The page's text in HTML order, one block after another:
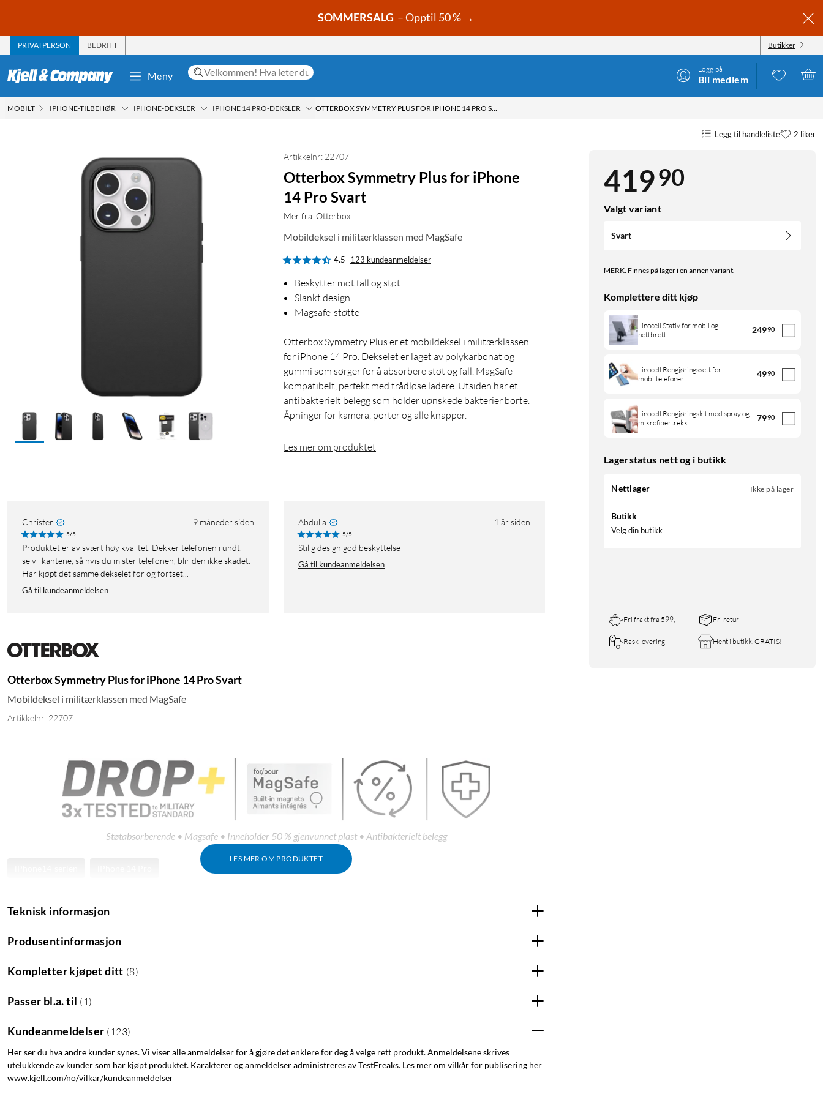
SOMMERSALG – Opptil 50 % →
PRIVATPERSON BEDRIFT Butikker
Meny
Logg på
Bli medlem
MOBILT IPHONE-TILBEHØR IPHONE-DEKSLER IPHONE 14 PRO-DEKSLER OTTERBOX SYMMETRY PLUS FOR IPHONE 14 PRO SVART
Legg til handleliste 2 liker
41990
Valgt variant
Svart
MERK. Finnes på lager i en annen variant.
Komplettere ditt kjøp
Linocell Stativ for mobil og
nettbrett
24990
Linocell Rengjøringssett for
mobiltelefoner
4990
Linocell Rengjøringskit med spray og
mikrofibertrekk
7990
Lagerstatus nett og i butikk
Nettlager Ikke på lager
Butikk
Velg din butikk
Fri frakt fra 599,- Fri retur
Rask levering Hent i butikk, GRATIS!
Artikkelnr: 22707
Otterbox Symmetry Plus for iPhone
14 Pro Svart
Mer fra:Otterbox
Mobildeksel i militærklassen med MagSafe
4.5 123 kundeanmeldelser
Beskytter mot fall og støt
Slankt design
Magsafe-støtte
Otterbox Symmetry Plus er et mobildeksel i militærklassen
for iPhone 14 Pro. Dekselet er laget av polykarbonat og
gummi som sørger for å absorbere støt og fall. MagSafe-
kompatibelt, perfekt med trådløse ladere. Utsiden har et
antibakterielt belegg som holder uønskede bakterier borte.
Åpninger for kamera, porter og alle knapper.
Les mer om produktet
Christer 9 måneder siden
5/5
Produktet er av svært høy kvalitet. Dekker telefonen rundt,
selv i kantene, så hvis du mister telefonen, blir den ikke skadet.
Har kjøpt det samme dekselet før og fortset...
Gå til kundeanmeldelsen
Abdulla 1 år siden
5/5
Stilig design god beskyttelse
Gå til kundeanmeldelsen
Otterbox Symmetry Plus for iPhone 14 Pro Svart
Mobildeksel i militærklassen med MagSafe
Artikkelnr: 22707
LES MER OM PRODUKTET
Støtabsorberende • Magsafe • Inneholder 50 % gjenvunnet plast • Antibakterielt belegg
Teknisk informasjon
Produsentinformasjon
Kompletter kjøpet ditt (8)
Passer bl.a. til ( 1 )
Kundeanmeldelser ( 123)
Her ser du hva andre kunder synes. Vi viser alle anmeldelser for å gjøre det enklere for deg å velge rett produkt. Anmeldelsene skrives
utelukkende av kunder som har kjøpt produktet. Karakterer og anmeldelser administreres av TestFreaks. Les mer om vilkår for publisering her
www.kjell.com/no/vilkar/kundeanmeldelser